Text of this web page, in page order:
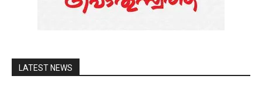
LATEST NEWS